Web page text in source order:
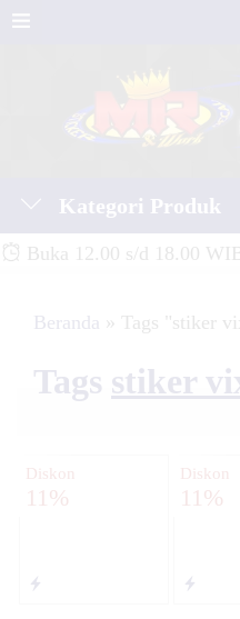
Kategori Produk
Buka 12.00 s/d 18.00
Beranda » Tags "stiker
Tags stiker
Diskon
11%
Diskon
11%